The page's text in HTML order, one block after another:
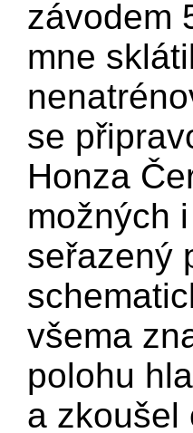
závodem
mne
se
Honza
možných
seřazený
všema
polohu
a zkoušel